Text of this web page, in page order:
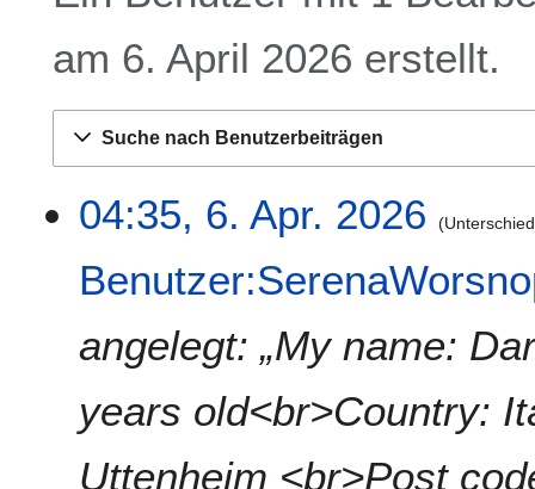
am 6. April 2026 erstellt.
Suche nach Benutzerbeiträgen
.
04:35, 6. Apr. 2026 Unterschied
angelegt: „My name:
years old<br>Country:
Uttenheim <br>Post